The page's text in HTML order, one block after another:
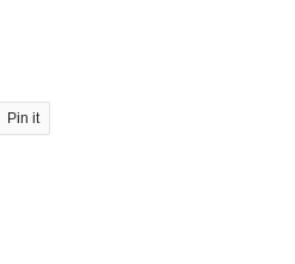
Pin it